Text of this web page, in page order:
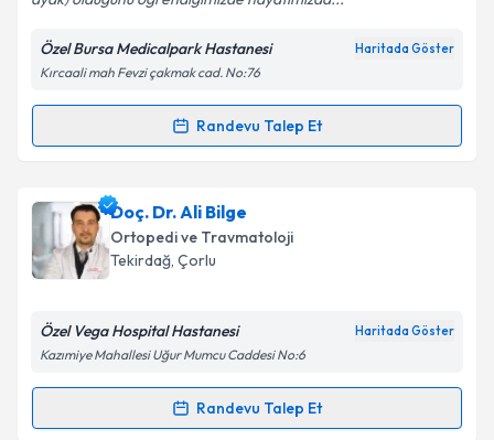
Metni'ni okudum ve kişisel verilerimin belirtilen
kapsamda işlenmesini kabul ediyorum.
Takvim Talebini Gönder
Özel Bursa Medicalpark Hastanesi Haritada Göster
Kırcaali mah Fevzi çakmak cad. No:76
Randevu Talep Et
Randevu Takvimi Talebi
Prof. Dr. İsmet Yalkın Çamurcu
talebi oluşturun. Size bu uzmandan randevu almanız
için bir takvim hazırlandığında e-posta ile
bilgilendireceğiz.
Kişisel verilerimin işlenmesine ilişkinAydınlatma
Doç. Dr. Ali Bilge
Ortopedi ve Travmatoloji
Tekirdağ, Çorlu
Özel Vega Hospital Hastanesi Haritada Göster
Kazımiye Mahallesi Uğur Mumcu Caddesi No:6
Randevu Talep Et
Randevu Takvimi Talebi